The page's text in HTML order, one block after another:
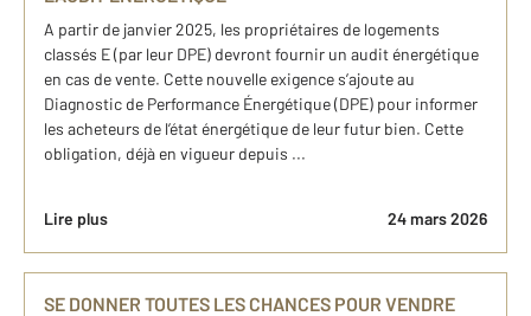
A partir de janvier 2025, les propriétaires de logements
classés E (par leur DPE) devront fournir un audit énergétique
en cas de vente. Cette nouvelle exigence s’ajoute au
Diagnostic de Performance Énergétique (DPE) pour informer
les acheteurs de l’état énergétique de leur futur bien. Cette
obligation, déjà en vigueur depuis ...
Lire plus 24 mars 2026
SE DONNER TOUTES LES CHANCES POUR VENDRE